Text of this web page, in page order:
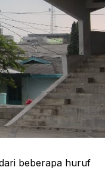
beberapa huruf